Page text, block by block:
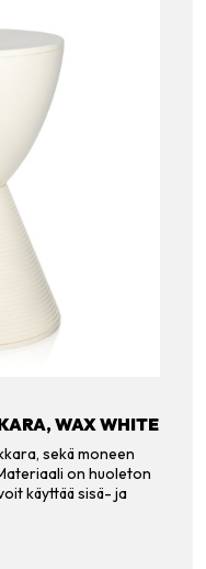
WAX WHITE
sekä moneen
on huoleton
käyttää sisä- ja